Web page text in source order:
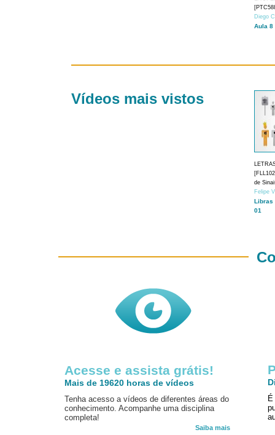
Diego
Aula 8
Vídeos mais vistos
de
Felipe
Libras
01
Acesse e assista grátis!
Mais de 19620 horas de vídeos
Tenha acesso a vídeos de diferentes áreas do
conhecimento. Acompanhe uma disciplina
completa!
Saiba mais